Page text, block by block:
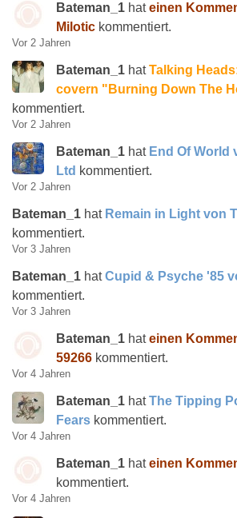
Bateman_1 hateinen
Milotic kommentiert.
Vor 2 Jahren
Bateman_1 hatTalking
covern "Burning Down The
kommentiert.
Vor 2 Jahren
Bateman_1 hat End Of World
Ltd kommentiert.
Vor 2 Jahren
Bateman_1 hat Remain in Light von
kommentiert.
Vor 3 Jahren
Bateman_1 hatCupid & Psyche '85
kommentiert.
Vor 3 Jahren
Bateman_1 hateinen
59266 kommentiert.
Vor 4 Jahren
Bateman_1 hatThe Tipping
Fears kommentiert.
Vor 4 Jahren
Bateman_1 hateinen
kommentiert.
Vor 4 Jahren